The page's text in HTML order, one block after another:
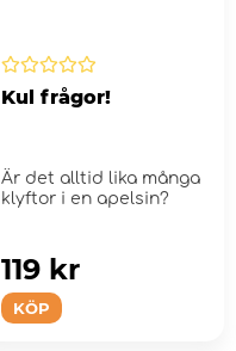
Kul frågor!
Är det alltid lika många
klyftor i en apelsin?
KÖP
119 kr